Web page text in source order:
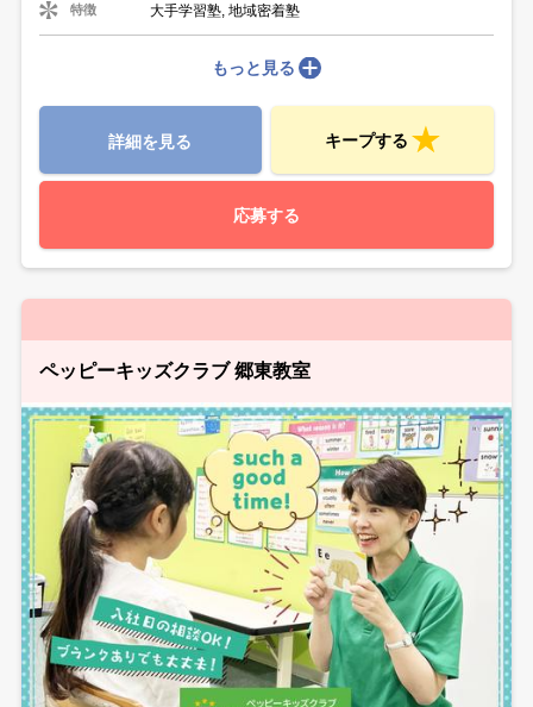
特徴 大手学習塾, 地域密着塾
もっと見る
詳細を見る キープする
応募する
ペッピーキッズクラブ 郷東教室